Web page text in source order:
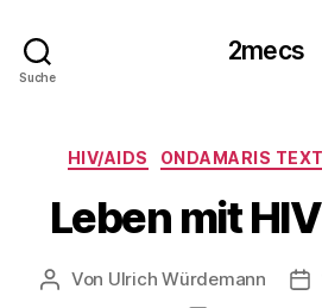
Suche
2mecs
HIV/AIDS ONDAMARIS
Leben mit
Beitragsautor
Von Ulrich Würdemann